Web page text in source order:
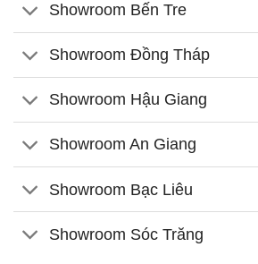
Showroom Bến Tre
Showroom Đồng Tháp
Showroom Hậu Giang
Showroom An Giang
Showroom Bạc Liêu
Showroom Sóc Trăng